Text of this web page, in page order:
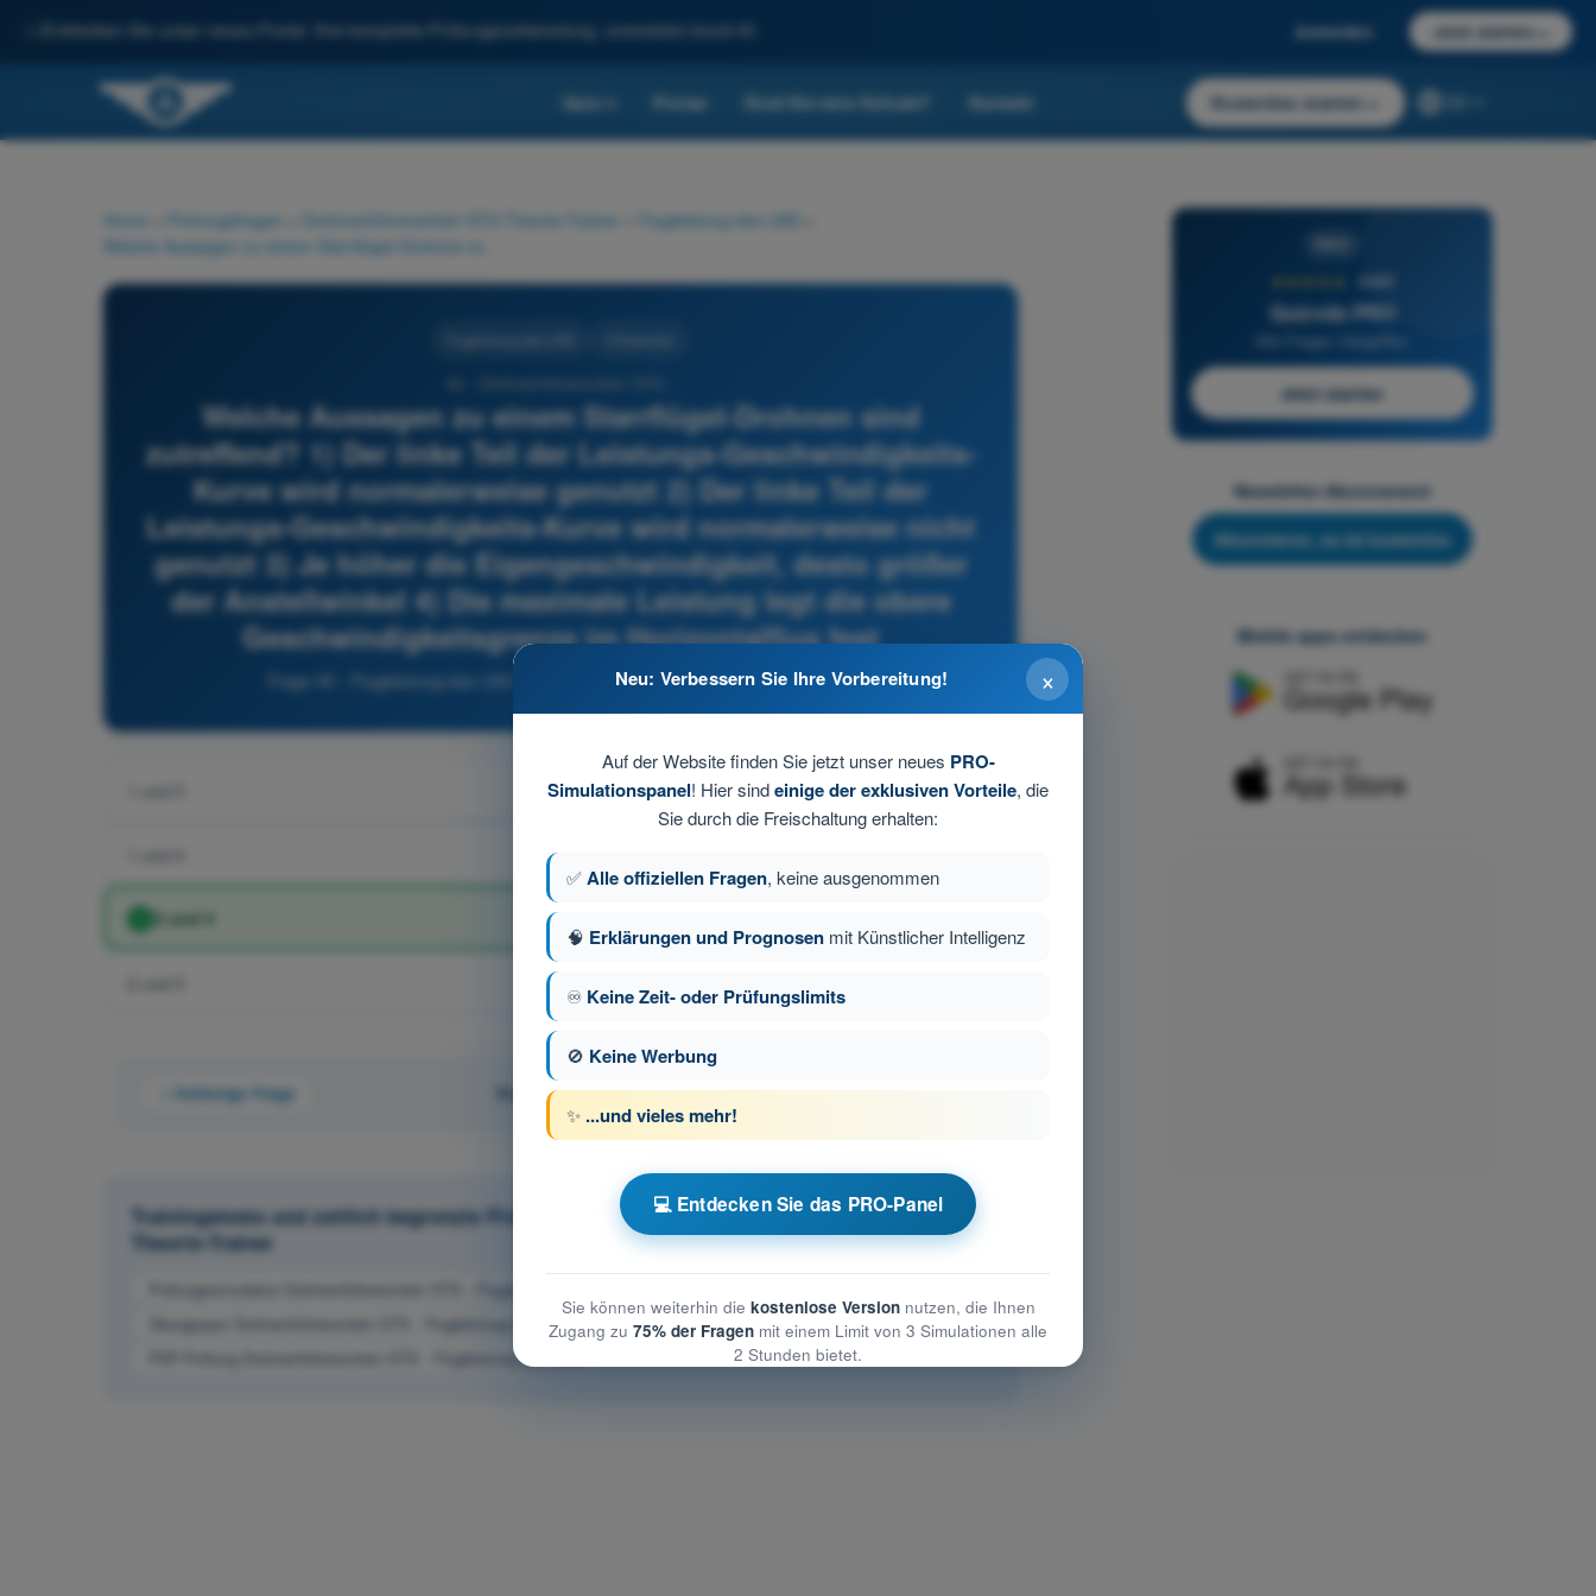
Entdecken Sie unser neues Portal: Ihre komplette Prüfungsvorbereitung, unterstützt durch KI. Anmelden Jetzt starten
Quiz Preise Sind Sie eine Schule? Kontakt Kostenlos starten
Home Prüfungsfragen Drohnenführerschein STS Theorie-Trainer Flugleistung des UAS
Welche Aussagen zu einem Starrflügel-Drohnen sind
zutreffend? 1) Der linke Teil der Leistungs-Geschwindigkeits-
Kurve wird normalerweise genutzt 2) Der linke Teil der
Leistungs-Geschwindigkeits-Kurve wird normalerweise nicht
genutzt 3) Je höher die Eigengeschwindigkeit, desto größer
der Anstellwinkel 4) Die maximale Leistung legt die obere
Geschwindigkeitsgrenze im Horizontalflug fest
Frage 40 - Flugleistung des UAS - Drohnenführerschein STS Theorie-Trainer
2 und 4
Vorherige Frage Frage 40 von 82 Nächste Frage
Trainingstests und zeitlich begrenzte Prüfungssimulationen Drohnenführerschein STS
Theorie-Trainer
Prüfungssimulation Drohnenführerschein STS - Flugleistung des UAS
Übungsquiz Drohnenführerschein STS - Flugleistung des UAS
PDF-Prüfung Drohnenführerschein STS - Flugleistung des UAS
4,6/5
Quizvds PRO
Alle Fragen inbegriffen
Jetzt starten
Newsletter-Abonnement
Abonnieren, es ist kostenlos
Mobile apps entdecken
×
Neu: Verbessern Sie Ihre Vorbereitung!
Auf der Website finden Sie jetzt unser neues PRO-
Simulationspanel! Hier sindeinige der exklusiven Vorteile, die
Sie durch die Freischaltung erhalten:
✅Alle offiziellen Fragen, keine ausgenommen
🧠 Erklärungen und Prognosen mit Künstlicher Intelligenz
♾️ Keine Zeit- oder Prüfungslimits
🚫 Keine Werbung
✨ ...und vieles mehr!
💻 Entdecken Sie das PRO-Panel
Sie können weiterhin die kostenlose Versionnutzen, die Ihnen
Zugang zu 75% der Fragen mit einem Limit von 3 Simulationen alle
2 Stunden bietet.